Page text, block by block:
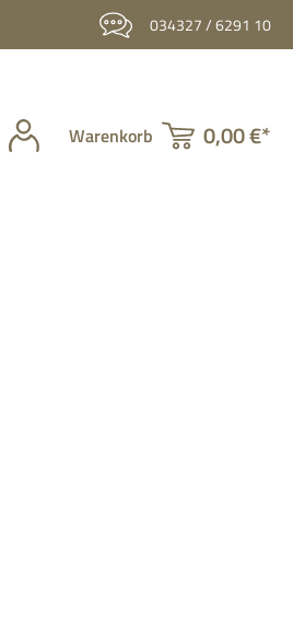
034327 / 6291 10
Warenkorb 0,00 €*